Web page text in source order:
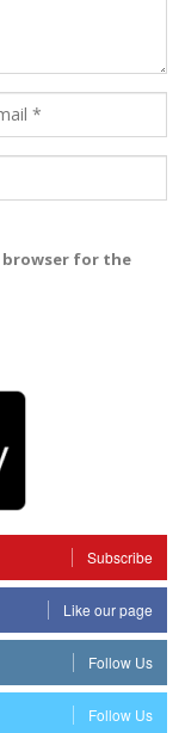
browser for the
Subscribe
Like our page
Follow Us
Follow Us